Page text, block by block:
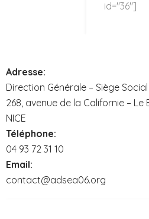
id="36"]
Adresse:
Direction Générale – Siège Social
268, avenue de la Californie – Le
NICE
Téléphone:
04 93 72 31 10
Email:
contact@adsea06.org